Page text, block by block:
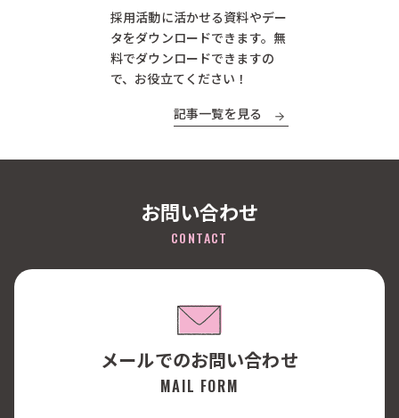
採用活動に活かせる資料やデー
タをダウンロードできます。無
料でダウンロードできますの
で、お役立てください！
記事一覧を見る
お問い合わせ
CONTACT
メールでのお問い合わせ
MAIL FORM